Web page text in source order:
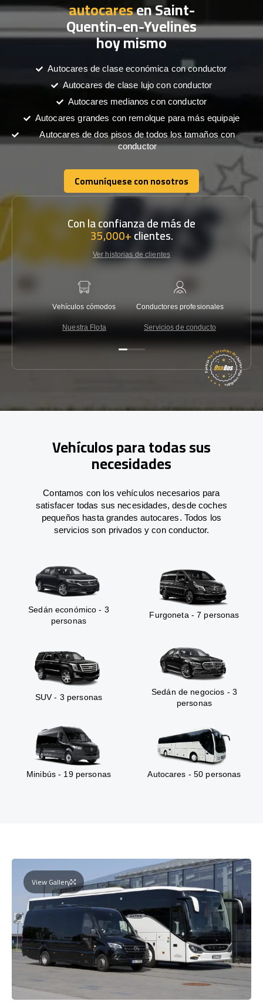
autocaresen Saint-
Quentin-en-Yvelines
hoy mismo
Autocares de clase económica con conductor
Autocares de clase lujo con conductor
Autocares medianos con conductor
Autocares grandes con remolque para más equipaje
Autocares de dos pisos de todos los tamaños con
conductor
Comuníquese con nosotros
Comuníquese con nosotros
Con la confianza de más de
35,000+clientes.
Ver historias de clientes
Vehículos cómodos
Nuestra Flota
Conductores profesionales
Servicios de conducto
Vehículos para todas sus
necesidades
Contamos con los vehículos necesarios para
satisfacer todas sus necesidades, desde coches
pequeños hasta grandes autocares. Todos los
servicios son privados y con conductor.
Sedán económico - 3
personas
Furgoneta - 7 personas
SUV - 3 personas
Sedán de negocios - 3
personas
Minibús - 19 personas Autocares - 50 personas
View Gallery